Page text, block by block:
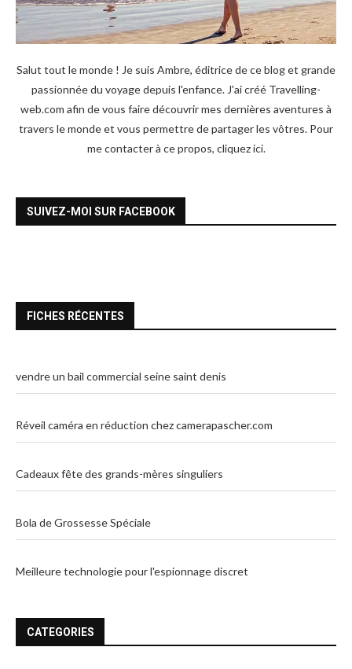
Salut tout le monde ! Je suis Ambre, éditrice de ce blog et grande
passionnée du voyage depuis l'enfance. J'ai créé Travelling-
web.com afin de vous faire découvrir mes dernières aventures à
travers le monde et vous permettre de partager les vôtres. Pour
me contacter à ce propos, cliquez ici.
SUIVEZ-MOI SUR FACEBOOK
FICHES RÉCENTES
vendre un bail commercial seine saint denis
Réveil caméra en réduction chez camerapascher.com
Cadeaux fête des grands-mères singuliers
Bola de Grossesse Spéciale
Meilleure technologie pour l'espionnage discret
CATEGORIES